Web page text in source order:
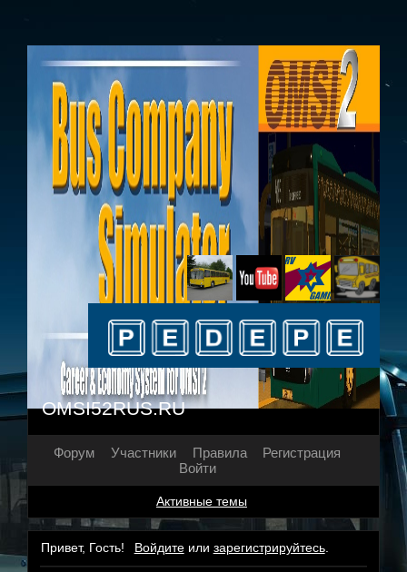
OMSI52RUS.RU
Форум Участники Правила
Регистрация
Войти
Активные темы
Привет, Гость! Войдитеили зарегистрируйтесь.